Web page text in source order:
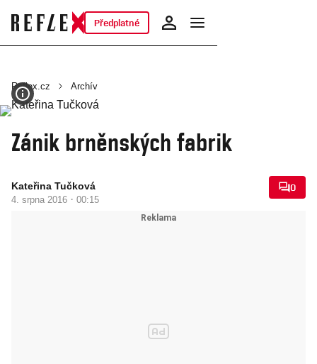
Předplatné
Reflex.cz Archív
Zánik brněnských fabrik
Kateřina Tučková
4. srpna 2016 · 00:15
0